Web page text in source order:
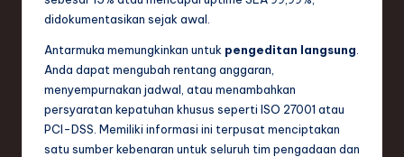
didokumentasikan sejak awal.
Antarmuka memungkinkan untuk pengeditan langsung
Anda dapat mengubah rentang anggaran,
menyempurnakan jadwal, atau menambahkan
persyaratan kepatuhan khusus seperti ISO 27001 atau
PCI-DSS. Memiliki informasi ini terpusat menciptakan
satu sumber kebenaran untuk seluruh tim pengadaan dan